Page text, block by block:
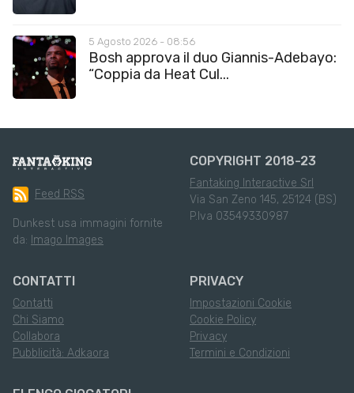
5 Agosto 2026 - 08:56
Bosh approva il duo Giannis-Adebayo:
“Coppia da Heat Cul...
Feed RSS
Dunkest usa immagini fornite
da: Imago Images
COPYRIGHT 2018-23
Fantaking Interactive Srl
Via San Zeno 145, 25124 (BS)
P.Iva 03549330987
CONTATTI
Contatti
Chi Siamo
Collabora
Pubblicità: Adkaora
PRIVACY
Impostazioni Cookie
Cookie Policy
Privacy
Termini e Condizioni